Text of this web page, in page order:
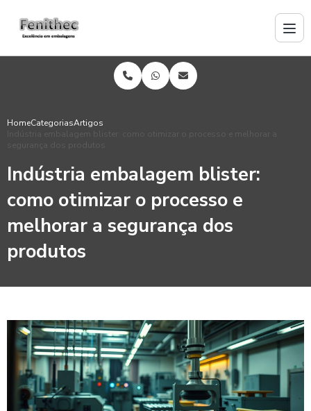
HomeCategoriasArtigos
Indústria embalagem blister: como otimizar o processo e melhorar a
segurança dos produtos
Indústria embalagem blister:
como otimizar o processo e
melhorar a segurança dos
produtos